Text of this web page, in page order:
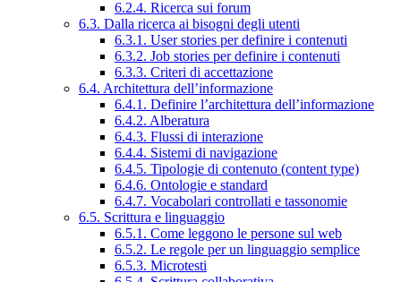
6.2.4. Ricerca sui forum
6.3. Dalla ricerca ai bisogni degli utenti
6.3.1. User stories per definire i contenuti
6.3.2. Job stories per definire i contenuti
6.3.3. Criteri di accettazione
6.4. Architettura dell’informazione
6.4.1. Definire l’architettura dell’informazione
6.4.2. Alberatura
6.4.3. Flussi di interazione
6.4.4. Sistemi di navigazione
6.4.5. Tipologie di contenuto (content type)
6.4.6. Ontologie e standard
6.4.7. Vocabolari controllati e tassonomie
6.5. Scrittura e linguaggio
6.5.1. Come leggono le persone sul web
6.5.2. Le regole per un linguaggio semplice
6.5.3. Microtesti